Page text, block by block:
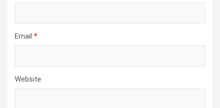
Email *
Website